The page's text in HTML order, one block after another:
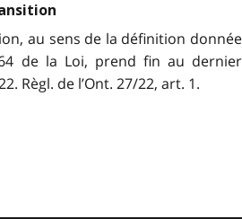
au sens de la définition donnée
de la Loi, prend fin au dernier
Règl. de l’Ont. 27/22, art. 1.